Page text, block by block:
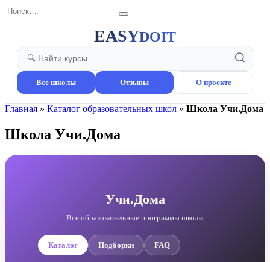
Перейти
к
Search
for:
EASYDOIT
Все школы Отзывы О проекте
Главная » Каталог образовательных школ » Школа Учи.Дома
Школа Учи.Дома
Учи.Дома
Все образовательные программы школы
Каталог Подборки FAQ